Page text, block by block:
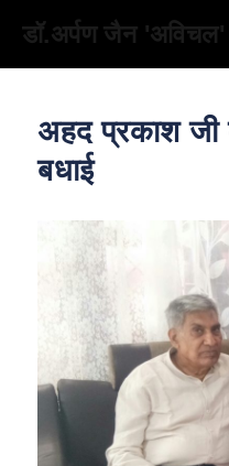
डॉ.अर्पण जैन 'अविचल'
अहद प्रकाश जी
बधाई